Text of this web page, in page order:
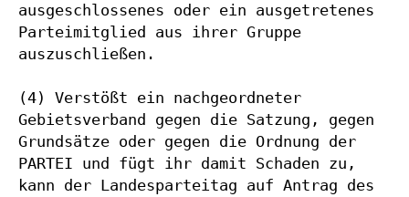
ausgeschlossenes oder ein ausgetretenes
Parteimitglied aus ihrer Gruppe
auszuschließen.
(4) Verstößt ein nachgeordneter
Gebietsverband gegen die Satzung, gegen
Grundsätze oder gegen die Ordnung der
PARTEI und fügt ihr damit Schaden zu,
kann der Landesparteitag auf Antrag des